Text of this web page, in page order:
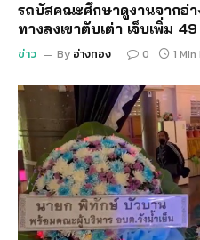
รถบัสคณะศึกษาดูงานจากอ่า
ทางลงเขาตับเต่า เจ็บเพิ่ม 49
ข่าว By อ่างทอง 0 1